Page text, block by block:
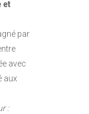
et
par
avec
aux
: